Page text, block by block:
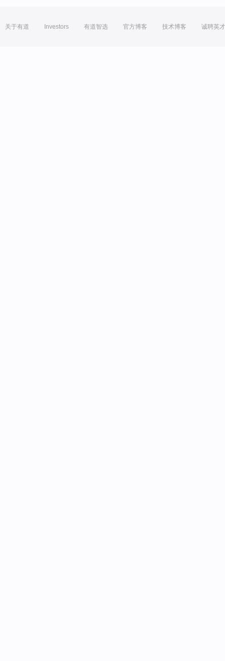
关于有道 Investors 有道智选 官方博客 技术博客 诚聘英才